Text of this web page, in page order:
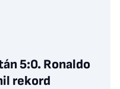
5:0. Ronaldo
rekord